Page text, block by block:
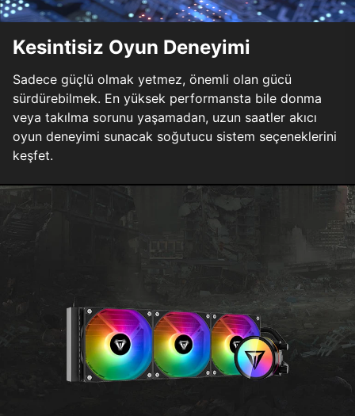
Kesintisiz Oyun Deneyimi
Sadece güçlü olmak yetmez, önemli olan gücü
sürdürebilmek. En yüksek performansta bile donma
veya takılma sorunu yaşamadan, uzun saatler akıcı
oyun deneyimi sunacak soğutucu sistem seçeneklerini
keşfet.